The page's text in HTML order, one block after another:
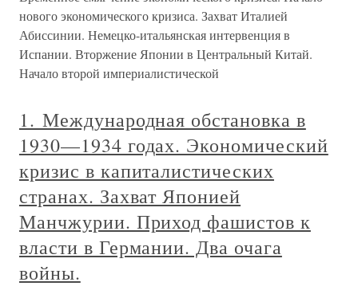
нового экономического кризиса. Захват Италией
Абиссинии. Немецко-итальянская интервенция в
Испании. Вторжение Японии в Центральный Китай.
Начало второй империалистической
1. Международная обстановка в
1930—1934 годах. Экономический
кризис в капиталистических
странах. Захват Японией
Манчжурии. Приход фашистов к
власти в Германии. Два очага
войны.